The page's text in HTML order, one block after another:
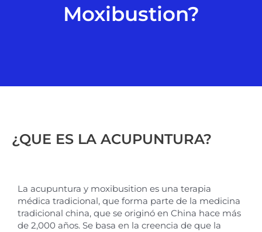
Moxibustion?
¿QUE ES LA ACUPUNTURA?
La acupuntura y moxibusition es una terapia
médica tradicional, que forma parte de la medicina
tradicional china, que se originó en China hace más
de 2,000 años. Se basa en la creencia de que la